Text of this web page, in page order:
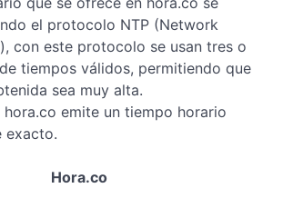
el protocolo NTP (Network
con este protocolo se usan tres o
tiempos válidos, permitiendo que
sea muy alta.
emite un tiempo horario
exacto.
Hora.co